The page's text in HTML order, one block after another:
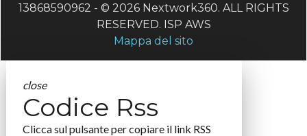
13868590962 - © 2026 Nextwork360. ALL RIGHTS
RESERVED. ISP AWS
Mappa del sito
close
Codice Rss
Clicca sul pulsante per copiare il link RSS